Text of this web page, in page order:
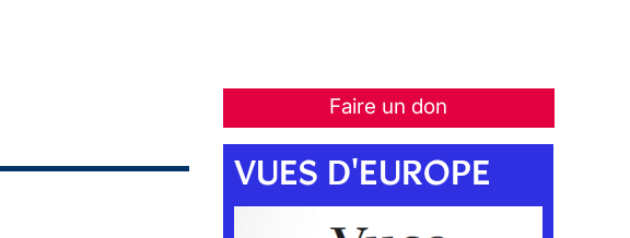
Faire un don
VUES D'EUROPE